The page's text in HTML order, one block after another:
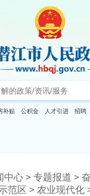
补贴 公积金 人才引进 招聘
中心 > 专题报道 >
范区 > 农业现代化